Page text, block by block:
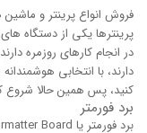
فروش انواع پرینتر و
پرینترها یکی از دستگاه
در انجام کارهای روزمره
دارند، با انتخابی
کنید، پس همین حالا شروع
برد فورمتر